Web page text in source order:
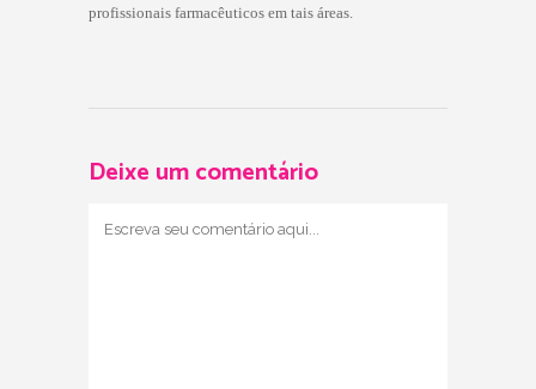
profissionais farmacêuticos em tais áreas.
Deixe um comentário